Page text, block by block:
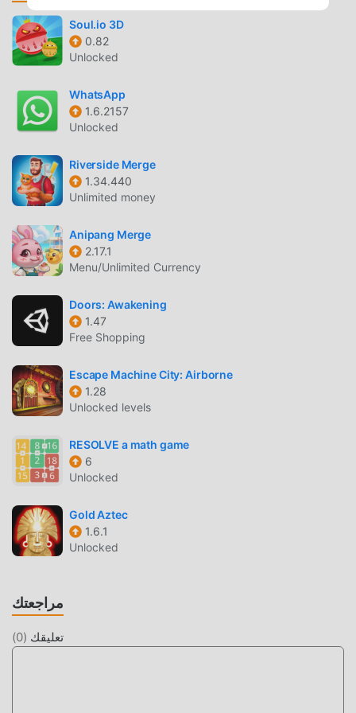
اللعبة نفسها. يعد moddroid بأن أي Machinika Museum mod لن
يفرض على اللاعبين أي رسوم ، وهو آمن 100٪ ومتاح ومجاني
للتثبيت. فقط قم بتنزيل عميل moddroid ، يمكنك تنزيل وتثبيت
Machinika Museum باعتبارها لعبة شائعة puzzle ، ساعدته طريقة
اللعب الفريدة في كسب عدد كبير من المعجبين حول العالم. على
عكس الألعاب التقليدية puzzle ، في Machinika Museum ، ما
بسهولة بدء اللعبة بأكملها والاستمتاع بالبهجة التي توفرها فئة الألعاب
الكلاسيكية puzzle الألعاب Machinika Museum 1.20.153. في
الوقت نفسه ، قامت moddroid ببناء منصة خاصة لعشاق الألعاب
puzzle ، مما يتيح لك التواصل والمشاركة مع جميع عشاق الألعاب
مثل الألعاب التقليدية puzzle ، تتميز Machinika Museum بأسلوب
فني فريد ، كما أن رسوماتها وخرائطها وشخصياتها عالية الجودة
تجعل Machinika Museum جذبت الكثير من puzzle معجبين ،
وبالمقارنة مع فئة الألعاب التقليدية puzzle ، اعتمدت Machinika
Museum 1.20.153 محركًا افتراضيًا محدثًا وأجرى ترقيات جريئة. مع
بشكل كبير. مع الاحتفاظ بالنمط الأصلي puzzle ، فإن الحد الأقصى
يعزز التجربة الحسية للمستخدم ، وهناك العديد من الأنواع المختلفة
من الهواتف المحمولة apk ذات القدرة على التكيف الممتازة ، مما
Soul.io 3D
0.82
Unlocked
WhatsApp
1.6.2157
Unlocked
Riverside Merge
1.34.440
Unlimited money
Anipang Merge
2.17.1
Menu/Unlimited Currency
Doors: Awakening
1.47
Free Shopping
Escape Machine City: Airborne
1.28
Unlocked levels
RESOLVE a math game
6
Unlocked
Gold Aztec
1.6.1
Unlocked
مراجعتك
تعليقك (
0
)